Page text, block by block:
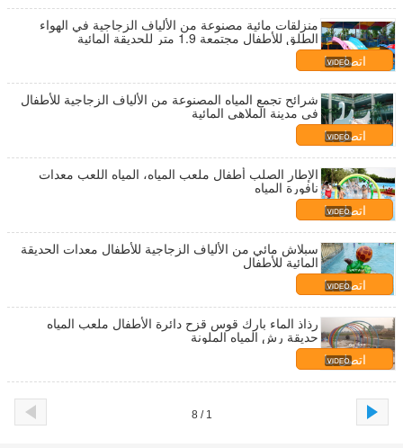
منزلقات مائية مصنوعة من الألياف الزجاجية في الهواء
الطلق للأطفال مجتمعة 1.9 متر للحديقة المائية
اتصل بنا
شرائح تجمع المياه المصنوعة من الألياف الزجاجية للأطفال
في مدينة الملاهي المائية
اتصل بنا
الإطار الصلب أطفال ملعب المياه، المياه اللعب معدات
نافورة المياه
اتصل بنا
سبلاش مائي من الألياف الزجاجية للأطفال معدات الحديقة
المائية للأطفال
اتصل بنا
رذاذ الماء بارك قوس قزح دائرة الأطفال ملعب المياه
حديقة رش المياه الملونة
اتصل بنا
1 / 8